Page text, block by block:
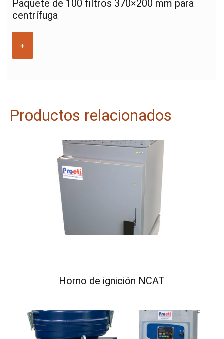
Paquete de 100 filtros 370×200 mm para
centrífuga
+
Productos relacionados
Horno de ignición NCAT